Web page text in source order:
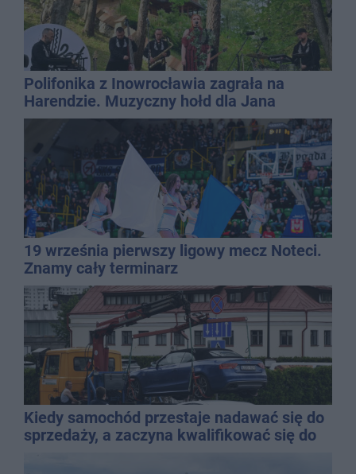
Polifonika z Inowrocławia zagrała na
Harendzie. Muzyczny hołd dla Jana
Kasprowicza
19 września pierwszy ligowy mecz Noteci.
Znamy cały terminarz
Kiedy samochód przestaje nadawać się do
sprzedaży, a zaczyna kwalifikować się do